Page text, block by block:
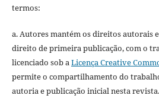
termos:
a. Autores mantém os direitos autorais
direito de primeira publicação, com o
licenciado sob aLicença Creative
permite o compartilhamento do
autoria e publicação inicial nesta revista.